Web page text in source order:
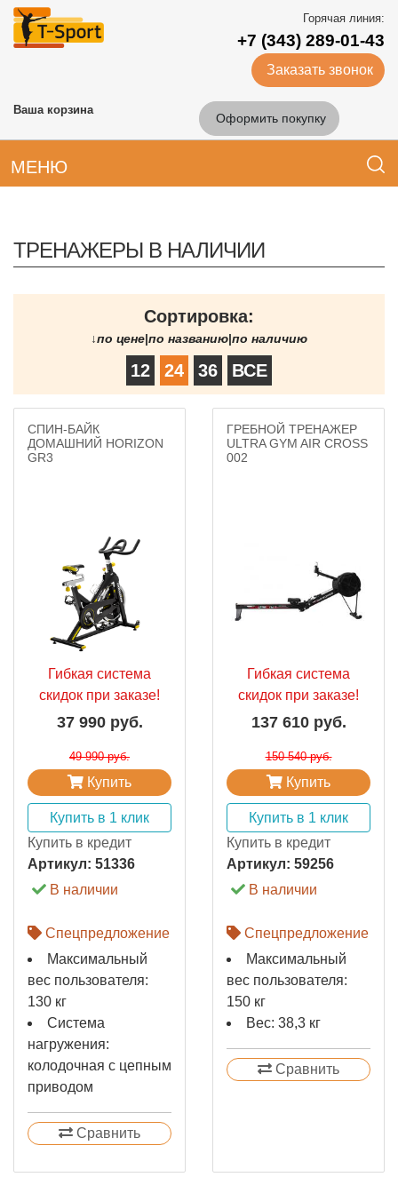
Горячая линия:
+7 (343) 289-01-43
Заказать звонок
Ваша корзина
Оформить покупку
МЕНЮ
ТРЕНАЖЕРЫ В НАЛИЧИИ
Сортировка:
↓по цене|по названию|по наличию
12 24 36 ВСЕ
СПИН-БАЙК
ДОМАШНИЙ HORIZON
GR3
Гибкая система
скидок при заказе!
37 990 руб.
49 990 руб.
Купить
Купить в 1 клик
Купить в кредит
Артикул: 51336
В наличии
Спецпредложение
Максимальный
вес пользователя:
130 кг
Система
нагружения:
колодочная с цепным
приводом
Сравнить
ГРЕБНОЙ ТРЕНАЖЕР
ULTRA GYM AIR CROSS
002
Гибкая система
скидок при заказе!
137 610 руб.
150 540 руб.
Купить
Купить в 1 клик
Купить в кредит
Артикул: 59256
В наличии
Спецпредложение
Максимальный
вес пользователя:
150 кг
Вес: 38,3 кг
Сравнить